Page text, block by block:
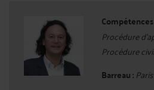
Procédure
Procédure
Barreau : Paris